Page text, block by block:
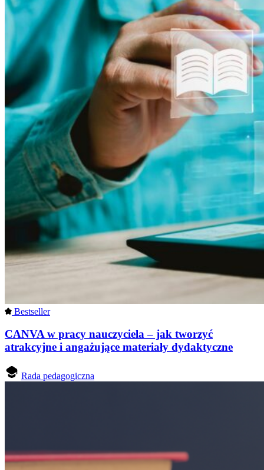
Bestseller
CANVA w pracy nauczyciela – jak tworzyć
atrakcyjne i angażujące materiały dydaktyczne
Rada pedagogiczna